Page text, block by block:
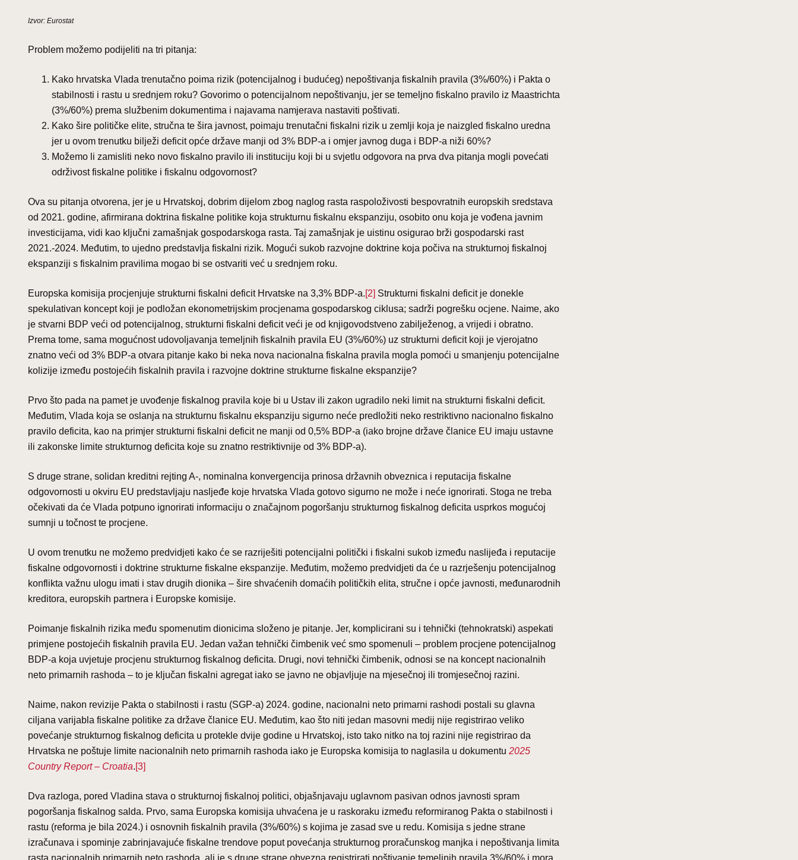
Izvor: Eurostat
Problem možemo podijeliti na tri pitanja:
Kako hrvatska Vlada trenutačno poima rizik (potencijalnog i budućeg) nepoštivanja fiskalnih pravila (3%/60%) i Pakta o
stabilnosti i rastu u srednjem roku? Govorimo o potencijalnom nepoštivanju, jer se temeljno fiskalno pravilo iz Maastrichta
(3%/60%) prema službenim dokumentima i najavama namjerava nastaviti poštivati.
Kako šire političke elite, stručna te šira javnost, poimaju trenutačni fiskalni rizik u zemlji koja je naizgled fiskalno uredna
jer u ovom trenutku bilježi deficit opće države manji od 3% BDP-a i omjer javnog duga i BDP-a niži 60%?
Možemo li zamisliti neko novo fiskalno pravilo ili instituciju koji bi u svjetlu odgovora na prva dva pitanja mogli povećati
održivost fiskalne politike i fiskalnu odgovornost?
Ova su pitanja otvorena, jer je u Hrvatskoj, dobrim dijelom zbog naglog rasta raspoloživosti bespovratnih europskih sredstava
od 2021. godine, afirmirana doktrina fiskalne politike koja strukturnu fiskalnu ekspanziju, osobito onu koja je vođena javnim
investicijama, vidi kao ključni zamašnjak gospodarskoga rasta. Taj zamašnjak je uistinu osigurao brži gospodarski rast
2021.-2024. Međutim, to ujedno predstavlja fiskalni rizik. Mogući sukob razvojne doktrine koja počiva na strukturnoj fiskalnoj
ekspanziji s fiskalnim pravilima mogao bi se ostvariti već u srednjem roku.
Europska komisija procjenjuje strukturni fiskalni deficit Hrvatske na 3,3% BDP-a.[2] Strukturni fiskalni deficit je donekle
spekulativan koncept koji je podložan ekonometrijskim procjenama gospodarskog ciklusa; sadrži pogrešku ocjene. Naime, ako
je stvarni BDP veći od potencijalnog, strukturni fiskalni deficit veći je od knjigovodstveno zabilježenog, a vrijedi i obratno.
Prema tome, sama mogućnost udovoljavanja temeljnih fiskalnih pravila EU (3%/60%) uz strukturni deficit koji je vjerojatno
znatno veći od 3% BDP-a otvara pitanje kako bi neka nova nacionalna fiskalna pravila mogla pomoći u smanjenju potencijalne
kolizije između postojećih fiskalnih pravila i razvojne doktrine strukturne fiskalne ekspanzije?
Prvo što pada na pamet je uvođenje fiskalnog pravila koje bi u Ustav ili zakon ugradilo neki limit na strukturni fiskalni deficit.
Međutim, Vlada koja se oslanja na strukturnu fiskalnu ekspanziju sigurno neće predložiti neko restriktivno nacionalno fiskalno
pravilo deficita, kao na primjer strukturni fiskalni deficit ne manji od 0,5% BDP-a (iako brojne države članice EU imaju ustavne
ili zakonske limite strukturnog deficita koje su znatno restriktivnije od 3% BDP-a).
S druge strane, solidan kreditni rejting A-, nominalna konvergencija prinosa državnih obveznica i reputacija fiskalne
odgovornosti u okviru EU predstavljaju nasljeđe koje hrvatska Vlada gotovo sigurno ne može i neće ignorirati. Stoga ne treba
očekivati da će Vlada potpuno ignorirati informaciju o značajnom pogoršanju strukturnog fiskalnog deficita usprkos mogućoj
sumnji u točnost te procjene.
U ovom trenutku ne možemo predvidjeti kako će se razriješiti potencijalni politički i fiskalni sukob između naslijeđa i reputacije
fiskalne odgovornosti i doktrine strukturne fiskalne ekspanzije. Međutim, možemo predvidjeti da će u razrješenju potencijalnog
konflikta važnu ulogu imati i stav drugih dionika – šire shvaćenih domaćih političkih elita, stručne i opće javnosti, međunarodnih
kreditora, europskih partnera i Europske komisije.
Poimanje fiskalnih rizika među spomenutim dionicima složeno je pitanje. Jer, komplicirani su i tehnički (tehnokratski) aspekati
primjene postojećih fiskalnih pravila EU. Jedan važan tehnički čimbenik već smo spomenuli – problem procjene potencijalnog
BDP-a koja uvjetuje procjenu strukturnog fiskalnog deficita. Drugi, novi tehnički čimbenik, odnosi se na koncept nacionalnih
neto primarnih rashoda – to je ključan fiskalni agregat iako se javno ne objavljuje na mjesečnoj ili tromjesečnoj razini.
Naime, nakon revizije Pakta o stabilnosti i rastu (SGP-a) 2024. godine, nacionalni neto primarni rashodi postali su glavna
ciljana varijabla fiskalne politike za države članice EU. Međutim, kao što niti jedan masovni medij nije registrirao veliko
povećanje strukturnog fiskalnog deficita u protekle dvije godine u Hrvatskoj, isto tako nitko na toj razini nije registrirao da
Hrvatska ne poštuje limite nacionalnih neto primarnih rashoda iako je Europska komisija to naglasila u dokumentu 2025
Country Report – Croatia.[3]
Dva razloga, pored Vladina stava o strukturnoj fiskalnoj politici, objašnjavaju uglavnom pasivan odnos javnosti spram
pogoršanja fiskalnog salda. Prvo, sama Europska komisija uhvaćena je u raskoraku između reformiranog Pakta o stabilnosti i
rastu (reforma je bila 2024.) i osnovnih fiskalnih pravila (3%/60%) s kojima je zasad sve u redu. Komisija s jedne strane
izračunava i spominje zabrinjavajuće fiskalne trendove poput povećanja strukturnog proračunskog manjka i nepoštivanja limita
rasta nacionalnih primarnih neto rashoda, ali je s druge strane obvezna registrirati poštivanje temeljnih pravila 3%/60% i mora